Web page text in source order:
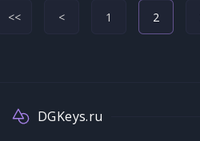
<< < 1 2
DGKeys.ru